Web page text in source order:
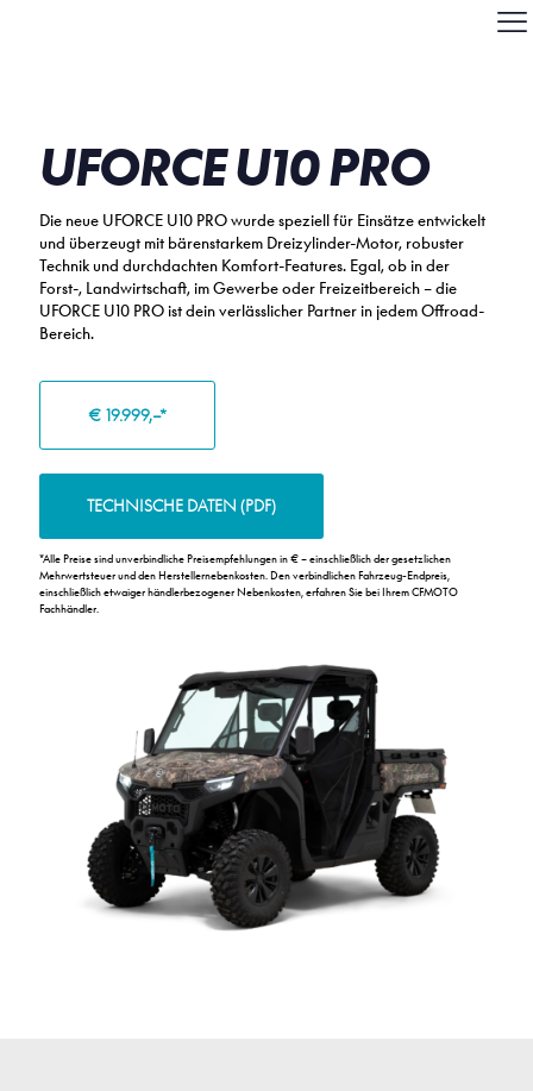
UFORCE U10 PRO
Die neue UFORCE U10 PRO wurde speziell für Einsätze entwickelt
und überzeugt mit bärenstarkem Dreizylinder-Motor, robuster
Technik und durchdachten Komfort-Features. Egal,ob in der
Forst-, Landwirtschaft, im Gewerbe oder Freizeitbereich– die
UFORCE U10 PRO ist dein verlässlicher Partner in jedem Offroad-
Bereich.
€ 19.999,–*
TECHNISCHE DATEN (PDF)
*Alle Preise sind unverbindliche Preisempfehlungen in € – einschließlich der gesetzlichen
Mehrwertsteuer und den Herstellernebenkosten. Den verbindlichen Fahrzeug-Endpreis,
einschließlich etwaiger händlerbezogener Nebenkosten, erfahren Sie bei Ihrem CFMOTO
Fachhändler.